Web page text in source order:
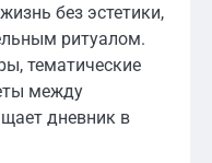
без эстетики,
ритуалом.
тематические
между
дневник в